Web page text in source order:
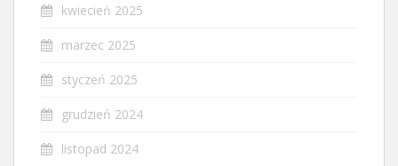
kwiecień 2025
marzec 2025
styczeń 2025
grudzień 2024
listopad 2024